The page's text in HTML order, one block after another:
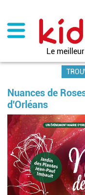
contenu
principal
Le
Nuances de
d'Orléans